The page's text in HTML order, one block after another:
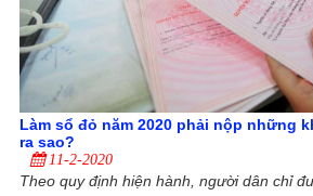
Làm sổ đỏ năm 2020 phải nộp những
ra sao?
11-2-2020
Theo quy định hiện hành, người dân chỉ